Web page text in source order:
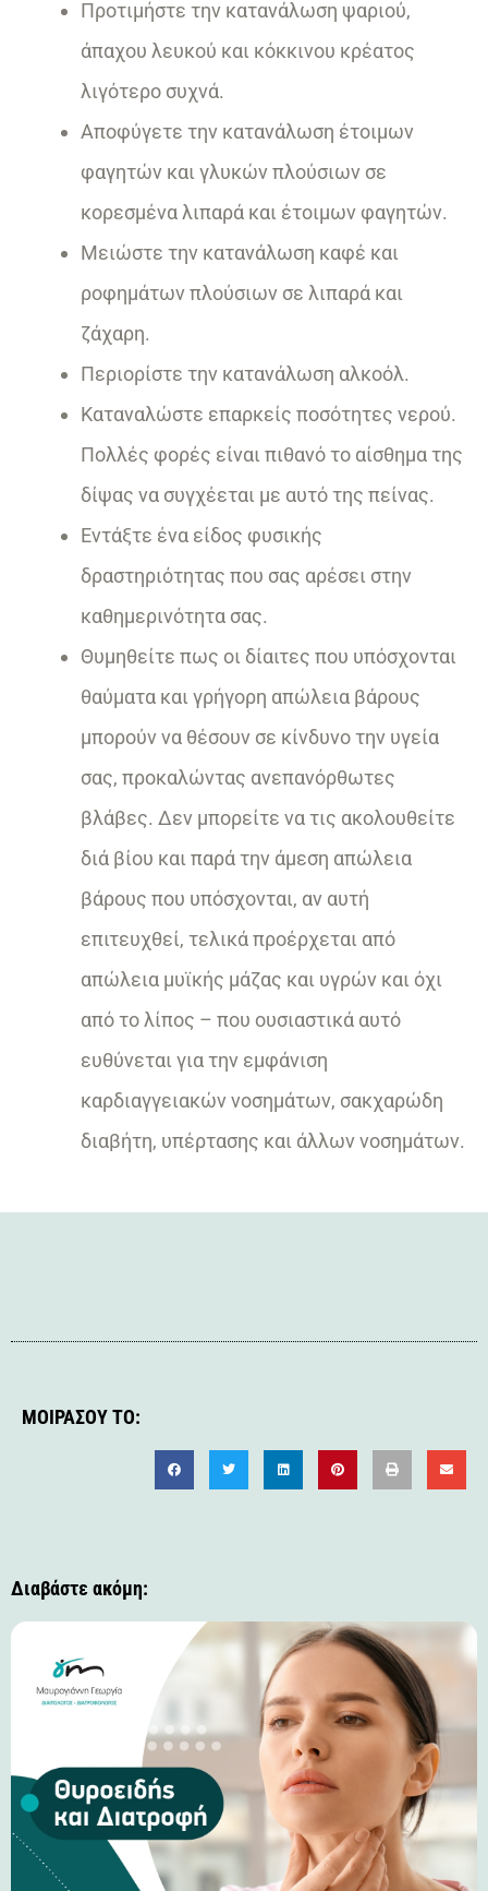
Προτιμήστε την κατανάλωση ψαριού,
άπαχου λευκού και κόκκινου κρέατος
λιγότερο συχνά.
Αποφύγετε την κατανάλωση έτοιμων
φαγητών και γλυκών πλούσιων σε
κορεσμένα λιπαρά και έτοιμων φαγητών.
Μειώστε την κατανάλωση καφέ και
ροφημάτων πλούσιων σε λιπαρά και
ζάχαρη.
Περιορίστε την κατανάλωση αλκοόλ.
Καταναλώστε επαρκείς ποσότητες νερού.
Πολλές φορές είναι πιθανό το αίσθημα της
δίψας να συγχέεται με αυτό της πείνας.
Εντάξτε ένα είδος φυσικής
δραστηριότητας που σας αρέσει στην
καθημερινότητα σας.
Θυμηθείτε πως οι δίαιτες που υπόσχονται
θαύματα και γρήγορη απώλεια βάρους
μπορούν να θέσουν σε κίνδυνο την υγεία
σας, προκαλώντας ανεπανόρθωτες
βλάβες. Δεν μπορείτε να τις ακολουθείτε
διά βίου και παρά την άμεση απώλεια
βάρους που υπόσχονται, αν αυτή
επιτευχθεί, τελικά προέρχεται από
απώλεια μυϊκής μάζας και υγρών και όχι
από το λίπος – που ουσιαστικά αυτό
ευθύνεται για την εμφάνιση
καρδιαγγειακών νοσημάτων, σακχαρώδη
διαβήτη, υπέρτασης και άλλων νοσημάτων.
ΜΟΙΡΆΣΟΥ ΤΟ:
Διαβάστε ακόμη: